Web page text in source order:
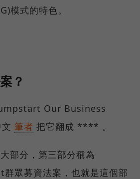
模式的特色。
？
Our Business
筆者 把它翻成 **** 。
部分，第三部分稱為
群眾募資法案，也就是這個部